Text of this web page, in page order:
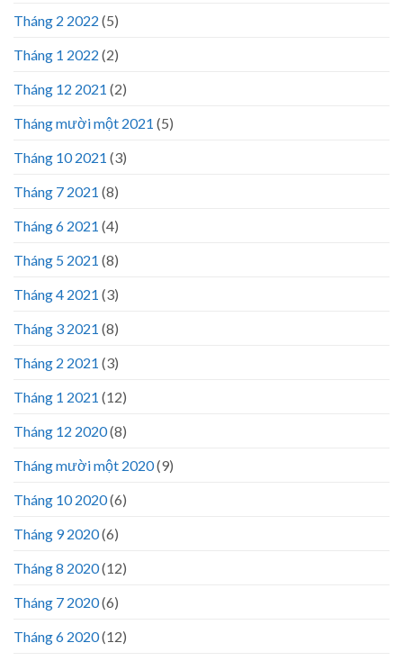
Tháng 2 2022 (5)
Tháng 1 2022 (2)
Tháng 12 2021 (2)
Tháng mười một 2021 (5)
Tháng 10 2021 (3)
Tháng 7 2021 (8)
Tháng 6 2021 (4)
Tháng 5 2021 (8)
Tháng 4 2021 (3)
Tháng 3 2021 (8)
Tháng 2 2021 (3)
Tháng 1 2021 (12)
Tháng 12 2020(8)
Tháng mười một 2020(9)
Tháng 10 2020(6)
Tháng 9 2020(6)
Tháng 8 2020(12)
Tháng 7 2020(6)
Tháng 6 2020(12)